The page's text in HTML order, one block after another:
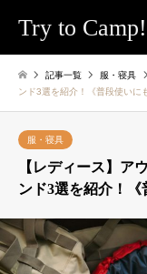
Try to Camp!
記事一覧 服・寝具
ンド3選を紹介！《普段使いに
服・寝具
【レディース】ア
ンド3選を紹介！《